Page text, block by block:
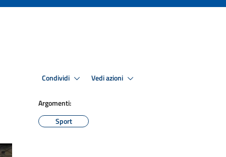
Condividi Vedi azioni
Argomenti:
Sport